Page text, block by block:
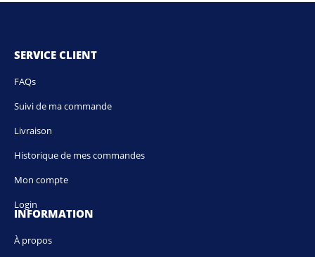
SERVICE CLIENT
FAQs
Suivi de ma commande
Livraison
Historique de mes commandes
Mon compte
Login
INFORMATION
À propos